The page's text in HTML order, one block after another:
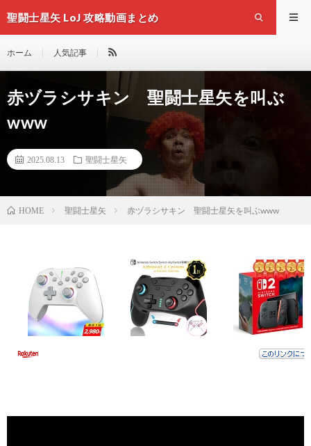
聖闘士星矢 LoJ 攻略動画まとめ
ホーム 人気記事
赤ヅラシサキン 聖闘士星矢を叫ぶ
www
2025.08.13 聖闘士星矢
HOME 聖闘士星矢 赤ヅラシサキン 聖闘士星矢を叫ぶwww